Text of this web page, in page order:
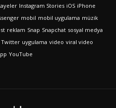
Instagram Stories iOS iPhone
mobil mobil uygulama müzik
reklam Snap Snapchat sosyal medya
Twitter uygulama video viral video
YouTube